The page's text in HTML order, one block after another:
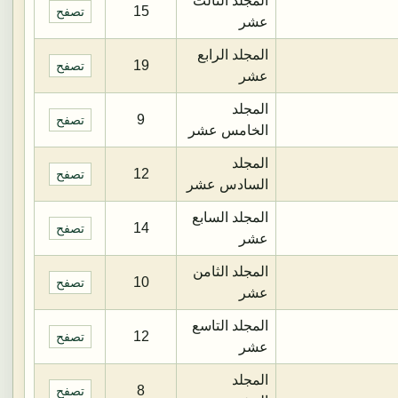
عشر
15 تصفح
المجلد الرابع
عشر
19 تصفح
المجلد
الخامس عشر
9 تصفح
المجلد
السادس عشر
12 تصفح
المجلد السابع
عشر
14 تصفح
المجلد الثامن
عشر
10 تصفح
المجلد التاسع
عشر
12 تصفح
المجلد
8 تصفح